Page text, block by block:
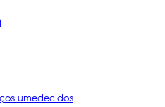
umedecidos